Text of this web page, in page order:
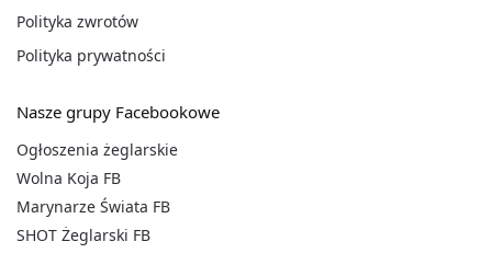
Polityka zwrotów
Polityka prywatności
Nasze grupy Facebookowe
Ogłoszenia żeglarskie
Wolna Koja FB
Marynarze Świata FB
SHOT Żeglarski FB